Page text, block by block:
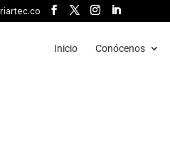
Inicio Conócenos